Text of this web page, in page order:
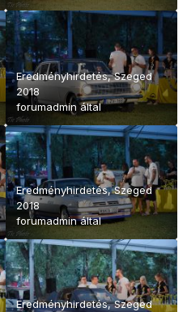
Eredményhirdetés, Szeged
2018
forumadmináltal
Eredményhirdetés, Szeged
2018
forumadmináltal
Eredményhirdetés, Szeged